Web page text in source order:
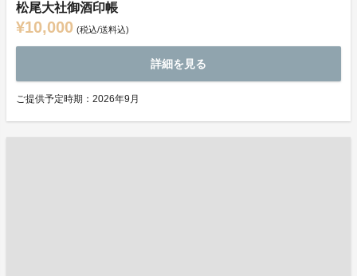
松尾大社御酒印帳
¥10,000 (税込/送料込)
詳細を見る
ご提供予定時期：2026年9月